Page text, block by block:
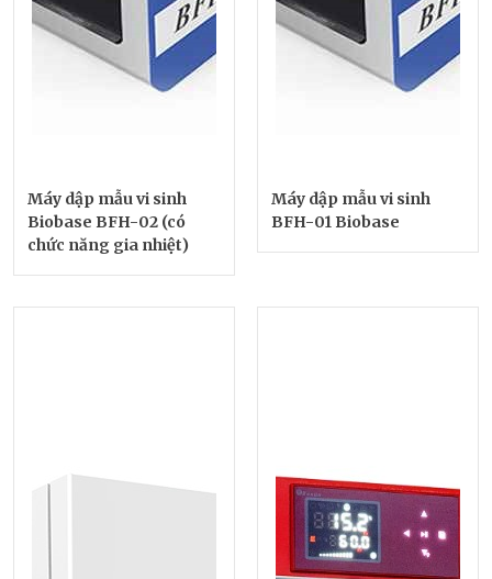
Máy dập mẫu vi sinh
Biobase BFH-02 (có
chức năng gia nhiệt)
Máy dập mẫu vi sinh
BFH-01 Biobase